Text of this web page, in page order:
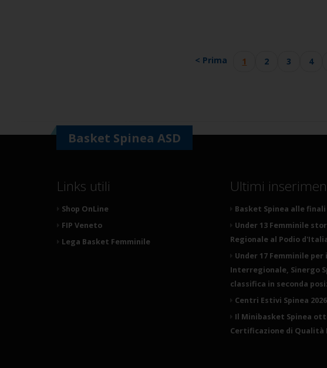
< Prima 1 2 3 4
Basket Spinea ASD
Links utili
Shop OnLine
FIP Veneto
Lega Basket Femminile
Ultimi
Basket Spinea alle finali
Under 13 Femminile
Regionale al Podio
Under 17 Femminile
Interregionale, Sinergo
classifica in seconda
Centri Estivi Spinea 2026
Il Minibasket Spinea
Certificazione di Qualità